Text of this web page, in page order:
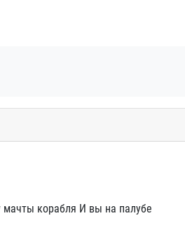
корабля И вы на палубе